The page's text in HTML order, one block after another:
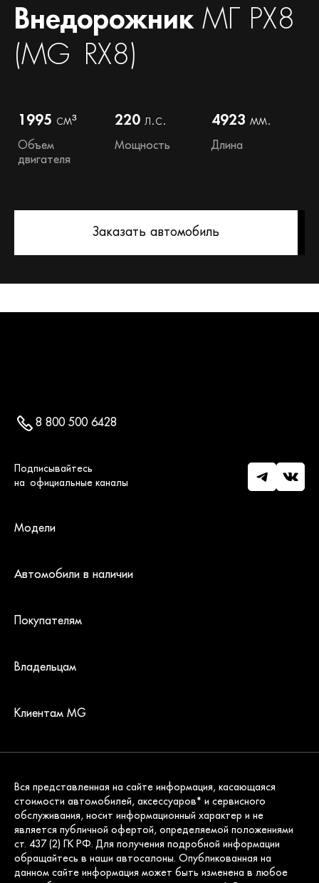
ВнедорожникМГ РХ8
(MG RX8)
1995 см³
Объем
двигателя
220 л.с.
Мощность
4923 мм.
Длина
Заказать автомобиль
8 800 500 6428
Модели
Автомобили в наличии
Покупателям
Владельцам
Клиентам MG
Вся представленная на сайте информация, касающаяся
стоимости автомобилей, аксессуаров* и сервисного
обслуживания, носит информационный характер и не
является публичной офертой, определяемой положениями
ст. 437 (2) ГК РФ. Для получения подробной информации
обращайтесь в наши автосалоны. Опубликованная на
данном сайте информация может быть изменена в любое